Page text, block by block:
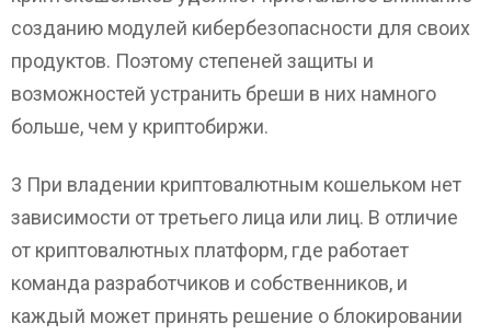
созданию модулей кибербезопасности для своих
продуктов. Поэтому степеней защиты и
возможностей устранить бреши в них намного
больше, чем у криптобиржи.
3 При владении криптовалютным кошельком нет
зависимости от третьего лица или лиц. В отличие
от криптовалютных платформ, где работает
команда разработчиков и собственников, и
каждый может принять решение о блокировании